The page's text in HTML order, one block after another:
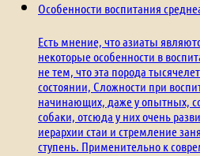
Особенности воспитания
Есть мнение, что азиаты
некоторые особенности в
не тем, что эта порода
состоянии, Сложности при
начинающих, даже у опытных,
собаки, отсюда у них очень
иерархии стаи и стремление
ступень. Применительно к